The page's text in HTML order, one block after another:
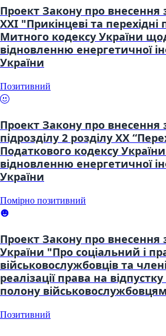
Проект Закону про внесення
XXI "Прикінцеві та
Митного кодексу України
відновленню енергетичної
України
Позитивний
Проект Закону про внесення
підрозділу 2 розділу XX
Податкового кодексу
відновленню енергетичної
України
Помірно позитивний
Проект Закону про внесення
України "Про соціальний і
військовослужбовців та
реалізації права на
полону військовослужбовцям
Позитивний